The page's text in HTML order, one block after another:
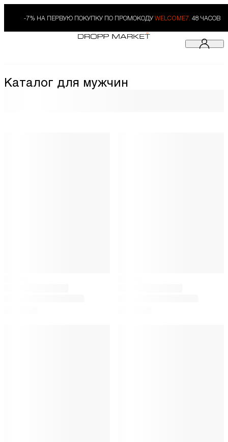
-7% НА ПЕРВУЮ ПОКУПКУ ПО ПРОМОКОДУ WELCOME7. 48 ЧАСОВ
Каталог для мужчин